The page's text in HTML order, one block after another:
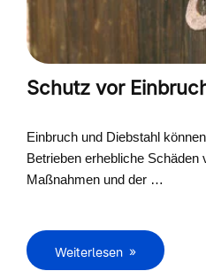
Schutz vor
Einbruch und Diebstahl
Betrieben erhebliche
Maßnahmen und der …
Weiterlesen